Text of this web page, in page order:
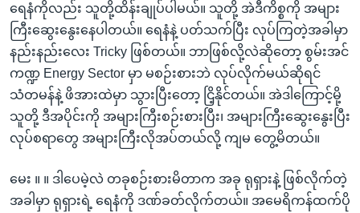
ရေနံကိုလည်း သူတို့ထိန်းချုပ်ပါမယ်။ သူတို့ အဲဒီကိစ္စကို အများ
ကြီးဆွေးနွေးနေပါတယ်။ ရေနံနဲ့ ပတ်သက်ပြီး လုပ်ကြတဲ့အခါမှာ
နည်းနည်းလေး Tricky ဖြစ်တယ်။ ဘာဖြစ်လို့လဲဆိုတော့ စွမ်းအင်
ကဏ္ဍ Energy Sector မှာ မစဉ်းစားဘဲ လုပ်လိုက်မယ်ဆိုရင်
သံတမန်နဲ့ ဖိအားထဲမှာ သွားပြီးတော့ ငြိ့နိုင်တယ်။ အဲဒါကြောင့်မို့
သူတို့ ဒီအပိုင်းကို အများကြီးစဉ်းစားပြီး၊ အများကြီးဆွေးနွေးပြီး
လုပ်စရာတွေ အများကြီးလိုအပ်တယ်လို့ ကျမ တွေ့မိတယ်။
မေး ။ ။ ဒါပေမဲ့လဲ တခုစဉ်းစားမိတာက အခု ရုရှားနဲ့ ဖြစ်လိုက်တဲ့
အခါမှာ ရုရှားရဲ့ ရေနံကို ဒဏ်ခတ်လိုက်တယ်။ အမေရိကန်ထက်ပို